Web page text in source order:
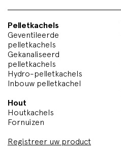
Pelletkachels
Geventileerde
pelletkachels
Gekanaliseerd
pelletkachels
Hydro-pelletkachels
Inbouw pelletkachel
Hout
Houtkachels
Fornuizen
Registreer uw product